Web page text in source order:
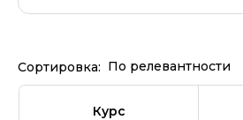
Сортировка: По релевантности
Курс